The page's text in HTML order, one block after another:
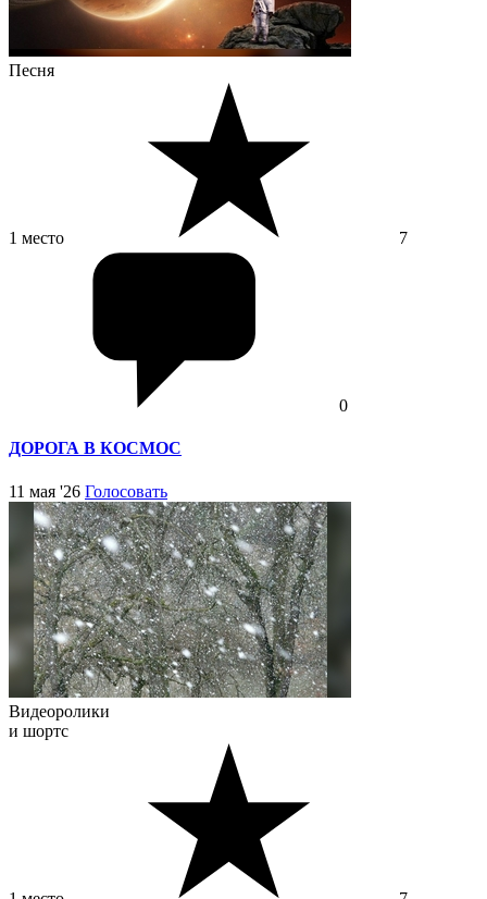
Песня
1 место 7
0
ДОРОГА В КОСМОС
11 мая '26 Голосовать
Видеоролики
и шортс